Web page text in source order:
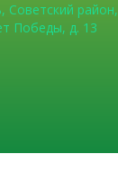
Советский район,
Победы, д. 13